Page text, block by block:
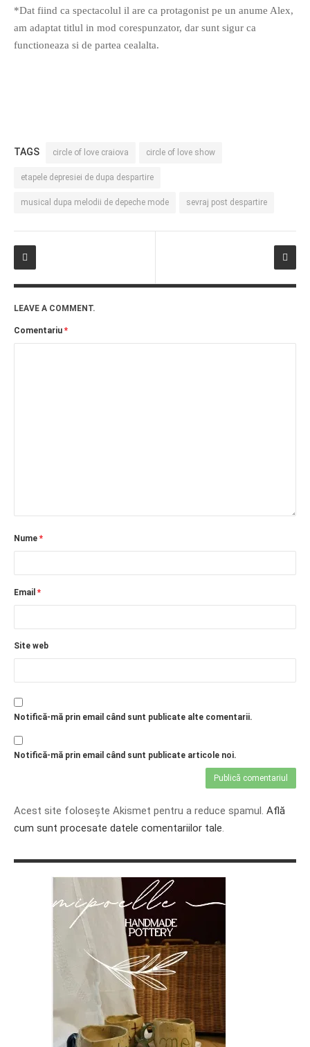
PRIETENI DIN BREASLA
Filme-Carti.ro
*Dat fiind ca spectacolul il are ca protagonist pe un anume Alex,
am adaptat titlul in mod corespunzator, dar sunt sigur ca
functioneaza si de partea cealalta.
TAGS circle of love craiova circle of love show
etapele depresiei de dupa despartire
musical dupa melodii de depeche mode sevraj post despartire
LEAVE A COMMENT.
Comentariu *
Nume *
Email *
Site web
Notifică-mă prin email când sunt publicate alte comentarii.
Notifică-mă prin email când sunt publicate articole noi.
Acest site folosește Akismet pentru a reduce spamul. Află
cum sunt procesate datele comentariilor tale.